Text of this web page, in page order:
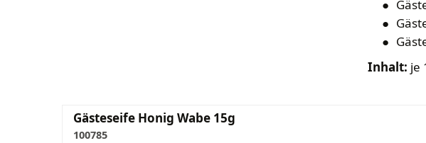
Inhalt: je
Gästeseife Honig Wabe 15g
100785